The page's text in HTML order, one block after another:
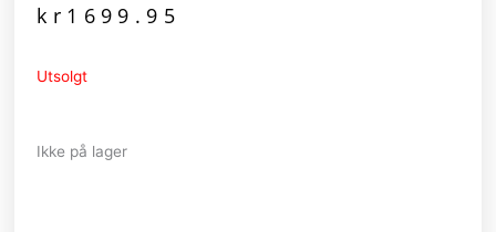
kr 1699.95
Utsolgt
Ikke på lager